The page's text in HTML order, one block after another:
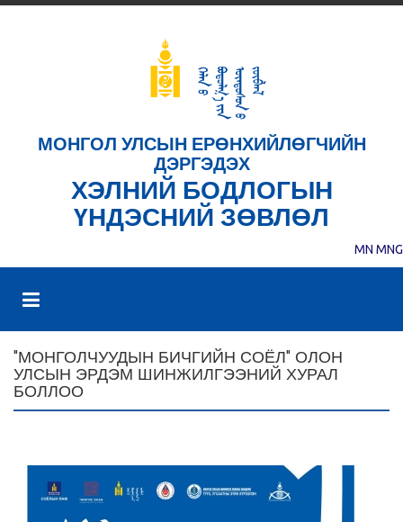
МОНГОЛ УЛСЫН ЕРӨНХИЙЛӨГЧИЙН
ДЭРГЭДЭХ
ХЭЛНИЙ БОДЛОГЫН
ҮНДЭСНИЙ ЗӨВЛӨЛ
MN MNG
"МОНГОЛЧУУДЫН БИЧГИЙН СОЁЛ" ОЛОН
УЛСЫН ЭРДЭМ ШИНЖИЛГЭЭНИЙ ХУРАЛ
БОЛЛОО